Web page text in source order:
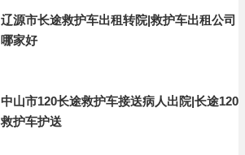
辽源市长途救护车出租转院|救护车出租公司
哪家好
中山市120长途救护车接送病人出院|长途120
救护车护送